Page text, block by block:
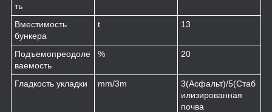
ть
Вместимость
бункера
t 13
Подъемопреодоле
ваемость
% 20
Гладкость укладки mm/3m
3(Асфальт)/5(Стаб
илизированная
почва